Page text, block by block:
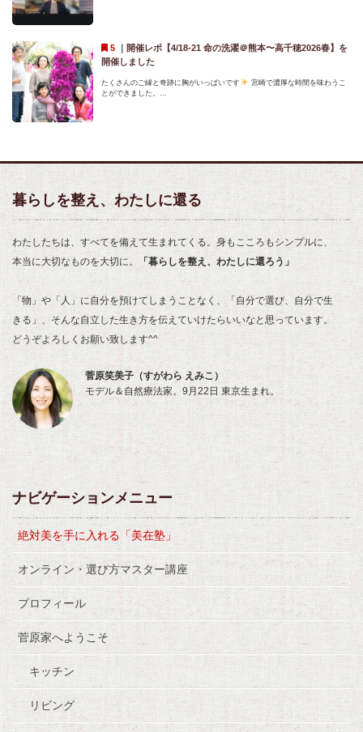
｜ 開催レポ【4/18-21 命の洗濯＠熊本〜高千穂2026春】を
開催しました
たくさんのご縁と奇跡に胸がいっぱいです
宮崎で濃厚な時間を味わうこ
とができました。...
暮らしを整え、わたしに還る
わたしたちは、すべてを備えて生まれてくる。身もこころもシンプルに、
本当に大切なものを大切に。
「暮らしを整え、わたしに還ろう」
「物」や「人」に自分を預けてしまうことなく、「自分で選び、自分で生
きる」、そんな自立した生き方を伝えていけたらいいなと思っています。
どうぞよろしくお願い致します^^
菅原笑美子（すがわら えみこ）
モデル＆自然療法家。9月22日 東京生まれ。
ナビゲーションメニュー
絶対美を手に入れる「美在塾」
オンライン・選び方マスター講座
プロフィール
菅原家へようこそ
キッチン
リビング